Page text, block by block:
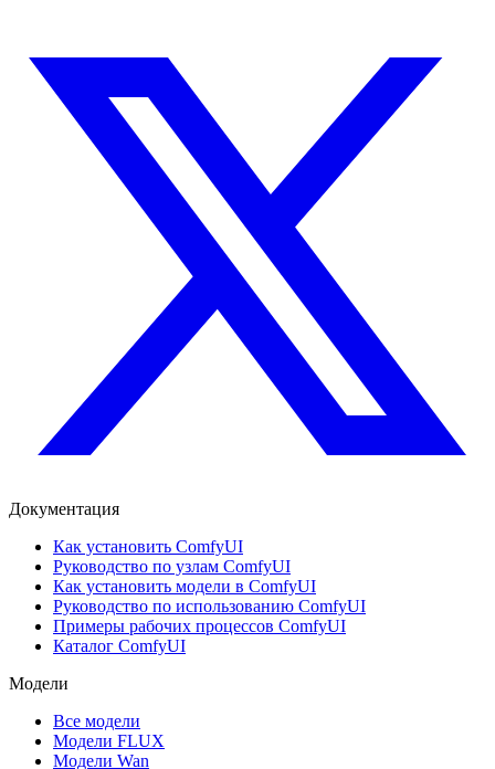
Документация
Как установить ComfyUI
Руководство по узлам ComfyUI
Как установить модели в ComfyUI
Руководство по использованию ComfyUI
Примеры рабочих процессов ComfyUI
Каталог ComfyUI
Модели
Все модели
Модели FLUX
Модели Wan